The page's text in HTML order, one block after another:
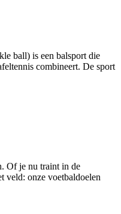
ball) is een balsport die
combineert. De sport
Of je nu traint in de
veld: onze voetbaldoelen